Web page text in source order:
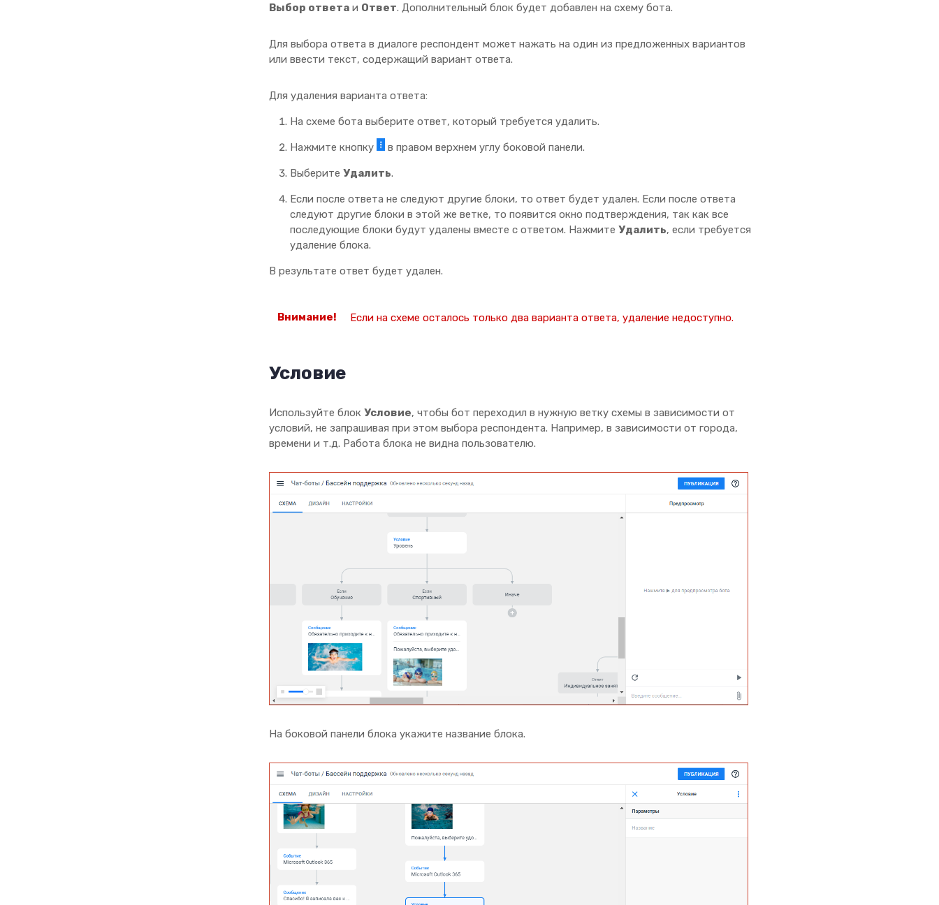
Выбор ответа и Ответ. Дополнительный блок будет добавлен на схему бота.
Для выбора ответа в диалоге респондент может нажать на один из предложенных вариантов
или ввести текст, содержащий вариант ответа.
Для удаления варианта ответа:
На схеме бота выберите ответ, который требуется удалить.
Нажмите кнопку в правом верхнем углу боковой панели.
Выберите Удалить.
Если после ответа не следуют другие блоки, то ответ будет удален. Если после ответа
следуют другие блоки в этой же ветке, то появится окно подтверждения, так как все
последующие блоки будут удалены вместе с ответом. Нажмите Удалить, если требуется
удаление блока.
В результате ответ будет удален.
Если на схеме осталось только два варианта ответа, удаление недоступно.
Условие
Используйте блок Условие, чтобы бот переходил в нужную ветку схемы в зависимости от
условий, не запрашивая при этом выбора респондента. Например, в зависимости от города,
времени и т.д. Работа блока не видна пользователю.
На боковой панели блока укажите название блока.